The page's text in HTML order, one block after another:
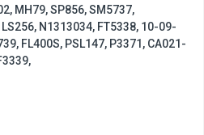
, MH79,SP856,SM5737,
LS256, N1313034, FT5338, 10-09-
, FL400S, PSL147, P3371 , CA021-
,